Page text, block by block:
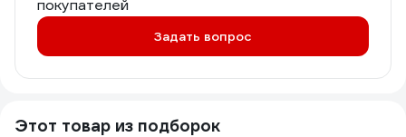
точно стоит!
покупателей
Задать вопрос
Этот товар из подборок